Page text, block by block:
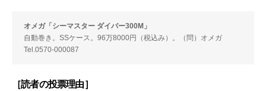
オメガ「シーマスター ダイバー300M」
自動巻き。SSケース。96万8000円（税込み）。（問）オメガ
Tel.0570-000087
［読者の投票理由］